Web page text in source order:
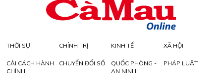
THỜI SỰ CHÍNH TRỊ KINH TẾ XÃ HỘI
CẢI CÁCH HÀNH
CHÍNH
CHUYỂN ĐỔI SỐ
QUỐC PHÒNG -
AN NINH
PHÁP LUẬT